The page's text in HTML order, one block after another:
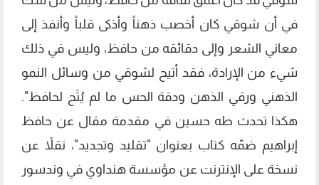
في أن شوقي كان أخصب ذهناً وأذكى قلباً وأنفذ إلى
معاني الشعر وإلى دقائقه من حافظ، وليس في ذلك
شيء من الإرادة، فقد أتيح لشوقي من وسائل النمو
الذهني ورقي الذهن ودقة الحس ما لم يُتَح لحافظ".
هكذا تحدث طه حسين في مقدمة مقال عن حافظ
إبراهيم ضمّه كتاب بعنوان "تقليد وتجديد"، نقلاً عن
نسخة على الإنترنت عن مؤسسة هنداوي في وندسور